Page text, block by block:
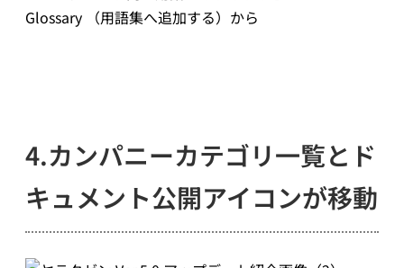
Glossary （用語集へ追加する）から
4.カンパニーカテゴリ一覧とド
キュメント公開アイコンが移動